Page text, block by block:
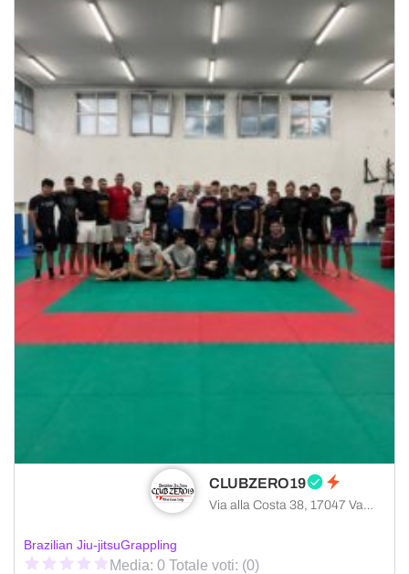
CLUBZERO19
Via alla Costa 38, 17047 Vado Ligure provincia di Savona, Italia
Brazilian Jiu-jitsuGrappling
Media: 0 Totale voti: (0)